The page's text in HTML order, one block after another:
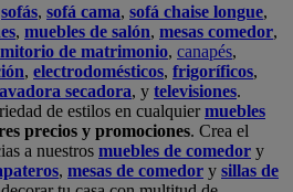
sofás, sofá cama, sofá chaise longue,
, muebles de salón, mesas comedor,
de matrimonio, canapés,
, electrodomésticos, frigoríficos,
secadora, y televisiones.
de estilos en cualquiermuebles
precios y promociones. Crea el
a nuestros muebles de comedor y
, mesas de comedor y sillas de